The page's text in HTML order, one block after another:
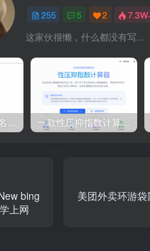
255 5 2
这家伙很懒，什么都没有写...
一款性压抑指数计算器源码
bing
上网
美团外卖环游